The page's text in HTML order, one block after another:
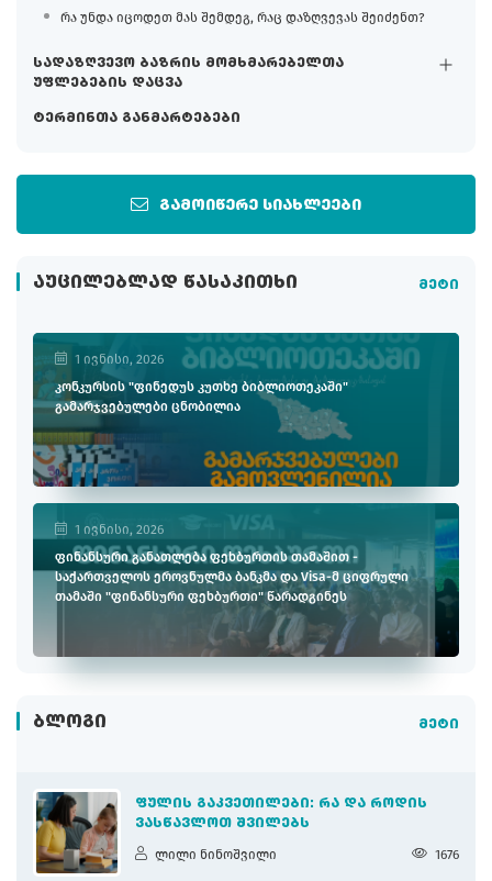
რა უნდა იცოდეთ მას შემდეგ, რაც დაზღვევას შეიძენთ?
სადაზღვევო ბაზრის მომხმარებელთა
უფლებების დაცვა
ტერმინთა განმარტებები
გამოიწერე სიახლეები
ᲐᲣᲪᲘᲚᲔᲑᲚᲐᲓ ᲬᲐᲡᲐᲙᲘᲗᲮᲘ მეტი
1 ივნისი, 2026
კონკურსის "ფინედუს კუთხე ბიბლიოთეკაში"
გამარჯვებულები ცნობილია
1 ივნისი, 2026
ფინანსური განათლება ფეხბურთის თამაშით -
საქართველოს ეროვნულმა ბანკმა და Visa-მ ციფრული
თამაში "ფინანსური ფეხბურთი" წარადგინეს
ᲑᲚᲝᲒᲘ მეტი
ᲤᲣᲚᲘᲡ ᲒᲐᲙᲕᲔᲗᲘᲚᲔᲑᲘ: ᲠᲐ ᲓᲐ ᲠᲝᲓᲘᲡ
ᲕᲐᲡᲬᲐᲕᲚᲝᲗ ᲨᲕᲘᲚᲔᲑᲡ
ლილი ნინოშვილი 1676